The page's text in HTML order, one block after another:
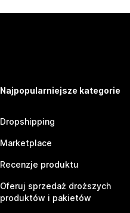
Najpopularniejsze kategorie
Dropshipping
Marketplace
Recenzje produktu
Oferuj sprzedaż droższych
produktów i pakietów